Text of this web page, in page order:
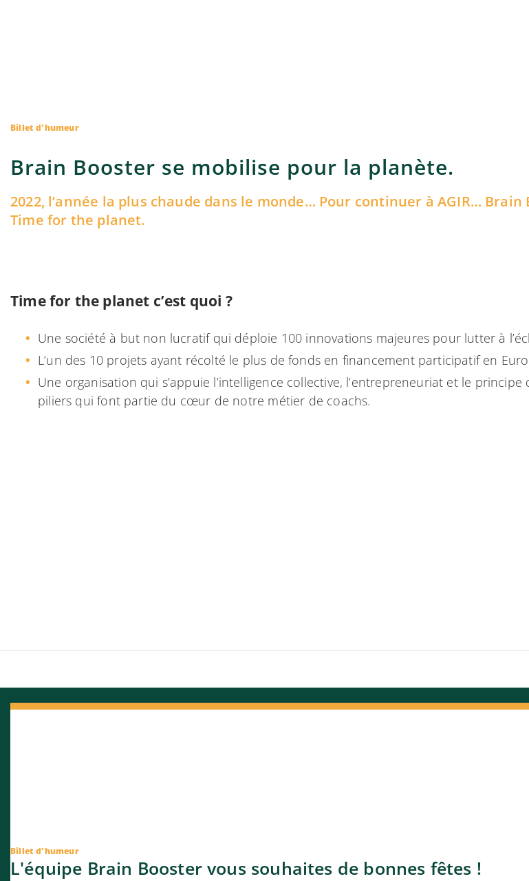
Billet d'humeur
Brain Booster se mobilise pour la planète.
2022, l’année la plus chaude dans le monde… Pour continuer à AGIR…
Time for the planet.
Time for the planet c’est quoi ?
Une société à but non lucratif qui déploie 100 innovations majeures pour lutter à
L’un des 10 projets ayant récolté le plus de fonds en financement participatif en
Une organisation qui s’appuie l’intelligence collective, l’entrepreneuriat et le
piliers qui font partie du cœur de notre métier de coachs.
Billet d'humeur
L'équipe Brain Booster vous souhaites de bonnes fêtes !